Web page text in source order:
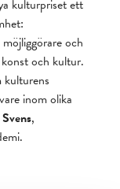
kulturpriset ett
och
och kultur.
inom olika
,